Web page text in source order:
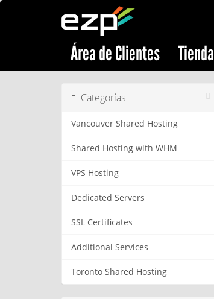
Área de Clientes Tienda
Categorías
Vancouver Shared Hosting
Shared Hosting with WHM
VPS Hosting
Dedicated Servers
SSL Certificates
Additional Services
Toronto Shared Hosting